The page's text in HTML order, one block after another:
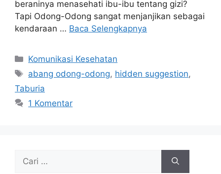
beraninya menasehati ibu-ibu tentang gizi?
Tapi Odong-Odong sangat menjanjikan sebagai
kendaraan … Baca Selengkapnya
Kategori
Komunikasi Kesehatan
Tag
abang odong-odong, hidden suggestion,
Taburia
1 Komentar
Cari